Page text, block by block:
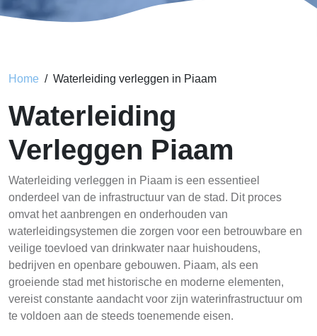
Home Waterleiding verleggen in Piaam
Waterleiding
Verleggen Piaam
Waterleiding verleggen in Piaam is een essentieel
onderdeel van de infrastructuur van de stad. Dit proces
omvat het aanbrengen en onderhouden van
waterleidingsystemen die zorgen voor een betrouwbare en
veilige toevloed van drinkwater naar huishoudens,
bedrijven en openbare gebouwen. Piaam, als een
groeiende stad met historische en moderne elementen,
vereist constante aandacht voor zijn waterinfrastructuur om
te voldoen aan de steeds toenemende eisen.